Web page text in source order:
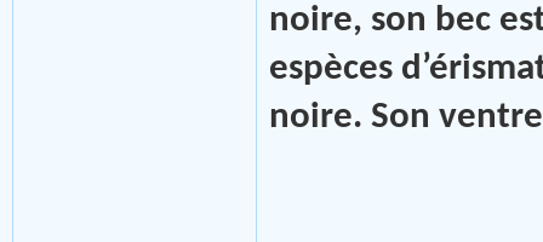
noire, son bec
espèces
noire. Son